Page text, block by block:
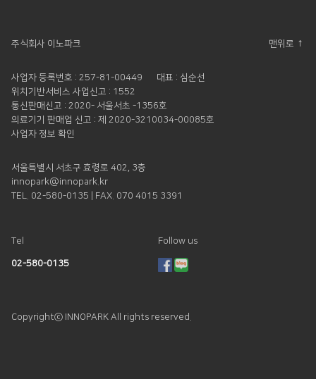
주식회사 이노파크 맨위로 ↑
사업자 등록번호 : 257-81-00449
대표 : 심순선
위치기반서비스 사업신고 : 1552
통신판매신고 : 2020- 서울서초 -1356호
의료기기 판매업 신고 : 제 2020-3210034-00085호
사업자 정보 확인
서울특별시 서초구 효령로 402, 3층
innopark@innopark.kr
TEL. 02-580-0135 | FAX. 070 4015 3391
Tel
02-580-0135
Follow us
Copyrightⓒ INNOPARK All rights reserved.